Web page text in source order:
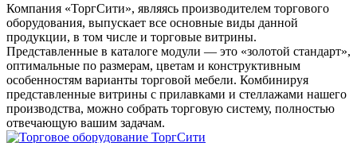
Компания «ТоргСити», являясь производителем торгового
оборудования, выпускает все основные виды данной
продукции, в том числе и торговые витрины.
Представленные в каталоге модули — это «золотой стандарт»,
оптимальные по размерам, цветам и конструктивным
особенностям варианты торговой мебели. Комбинируя
представленные витрины с прилавками и стеллажами нашего
производства, можно собрать торговую систему, полностью
отвечающую вашим задачам.